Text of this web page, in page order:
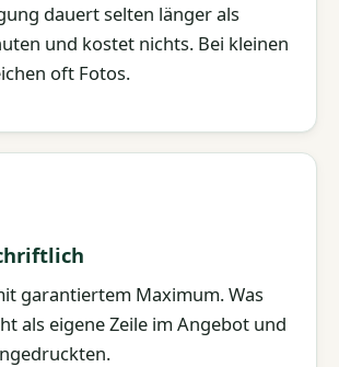
dauert selten länger als
und kostet nichts. Bei kleinen
oft Fotos.
garantiertem Maximum. Was
als eigene Zeile im Angebot und